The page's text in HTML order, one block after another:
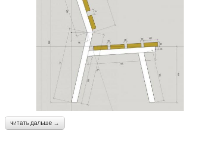
читать дальше →